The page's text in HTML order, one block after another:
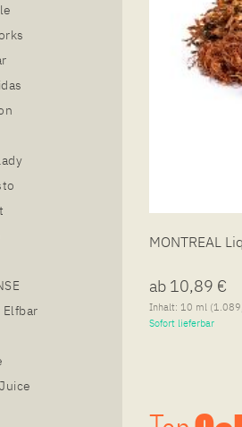
Elfbar
MONTREAL
ab 10,89 €
Inhalt: 10 ml
Sofort lieferbar